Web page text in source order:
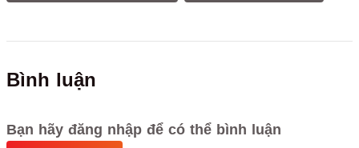
Bình luận
Bạn hãy đăng nhập để có thể bình luận